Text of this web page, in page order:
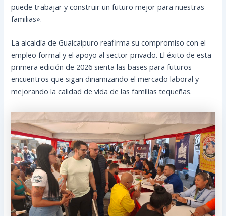
puede trabajar y construir un futuro mejor para nuestras
familias».
La alcaldía de Guaicaipuro reafirma su compromiso con el
empleo formal y el apoyo al sector privado. El éxito de esta
primera edición de 2026 sienta las bases para futuros
encuentros que sigan dinamizando el mercado laboral y
mejorando la calidad de vida de las familias tequeñas.